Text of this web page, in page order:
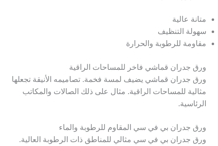
متانة عالية
سهولة التنظيف
مقاومة للرطوبة والحرارة
ورق جدران قماشي فاخر للمساحات الراقية
ورق جدران قماشي يضيف لمسة فخمة. تصاميمه الأنيقة تجعلها
مثالية للمساحات الراقية. مثال على ذلك الصالات والمكاتب
الرئاسية.
ورق جدران بي في سي المقاوم للرطوبة والماء
ورق جدران بي في سي مثالي للمناطق ذات الرطوبة العالية.